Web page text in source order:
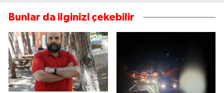
Bunlar da ilginizi çekebilir